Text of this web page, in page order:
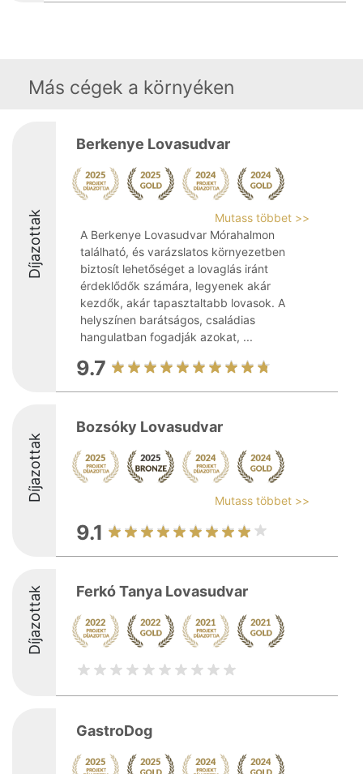
Más cégek a környéken
Díjazottak
Berkenye Lovasudvar
Mutass többet >>
A Berkenye Lovasudvar Mórahalmon
található, és varázslatos környezetben
biztosít lehetőséget a lovaglás iránt
érdeklődők számára, legyenek akár
kezdők, akár tapasztaltabb lovasok. A
helyszínen barátságos, családias
hangulatban fogadják azokat, ...
9.7
Díjazottak
Bozsóky Lovasudvar
Mutass többet >>
9.1
Díjazottak Ferkó Tanya Lovasudvar
GastroDog